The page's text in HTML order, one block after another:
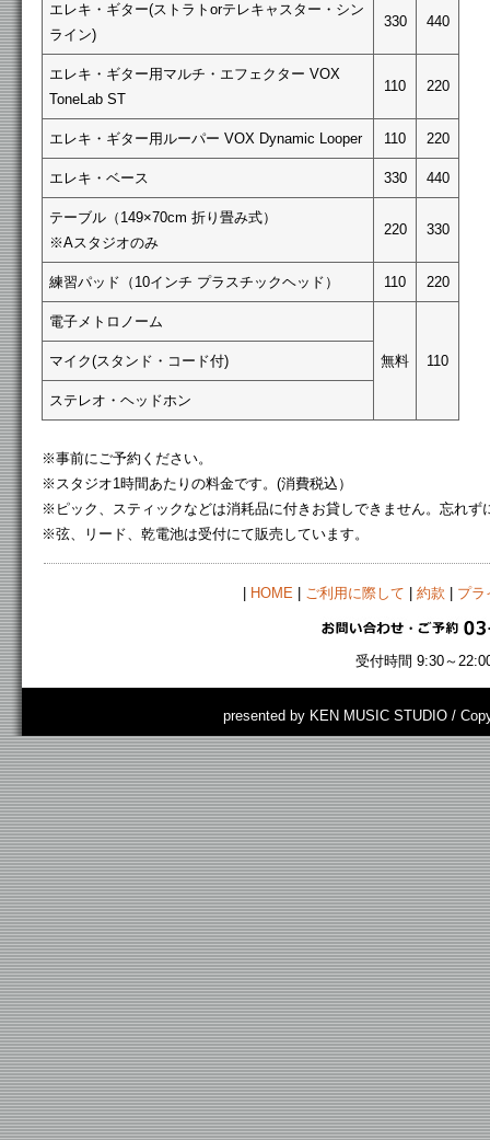
エレキ・ギター(ストラトorテレキャスター・シン
ライン)
330 440
エレキ・ギター用マルチ・エフェクター VOX
ToneLab ST
110 220
エレキ・ギター用ルーパー VOX Dynamic Looper 110 220
エレキ・ベース 330 440
テーブル（149×70cm 折り畳み式）
※Aスタジオのみ
220 330
練習パッド（10インチ プラスチックヘッド） 110 220
電子メトロノーム
無料 110
マイク(スタンド・コード付)
ステレオ・ヘッドホン
※事前にご予約ください。
※スタジオ1時間あたりの料金です。(消費税込）
※ピック、スティックなどは消耗品に付きお貸しできません。忘れず
※弦、リード、乾電池は受付にて販売しています。
HOME| ご利用に際して 約款 プラ
受付時間 9:30～
presented by KEN MUSIC STUDIO /